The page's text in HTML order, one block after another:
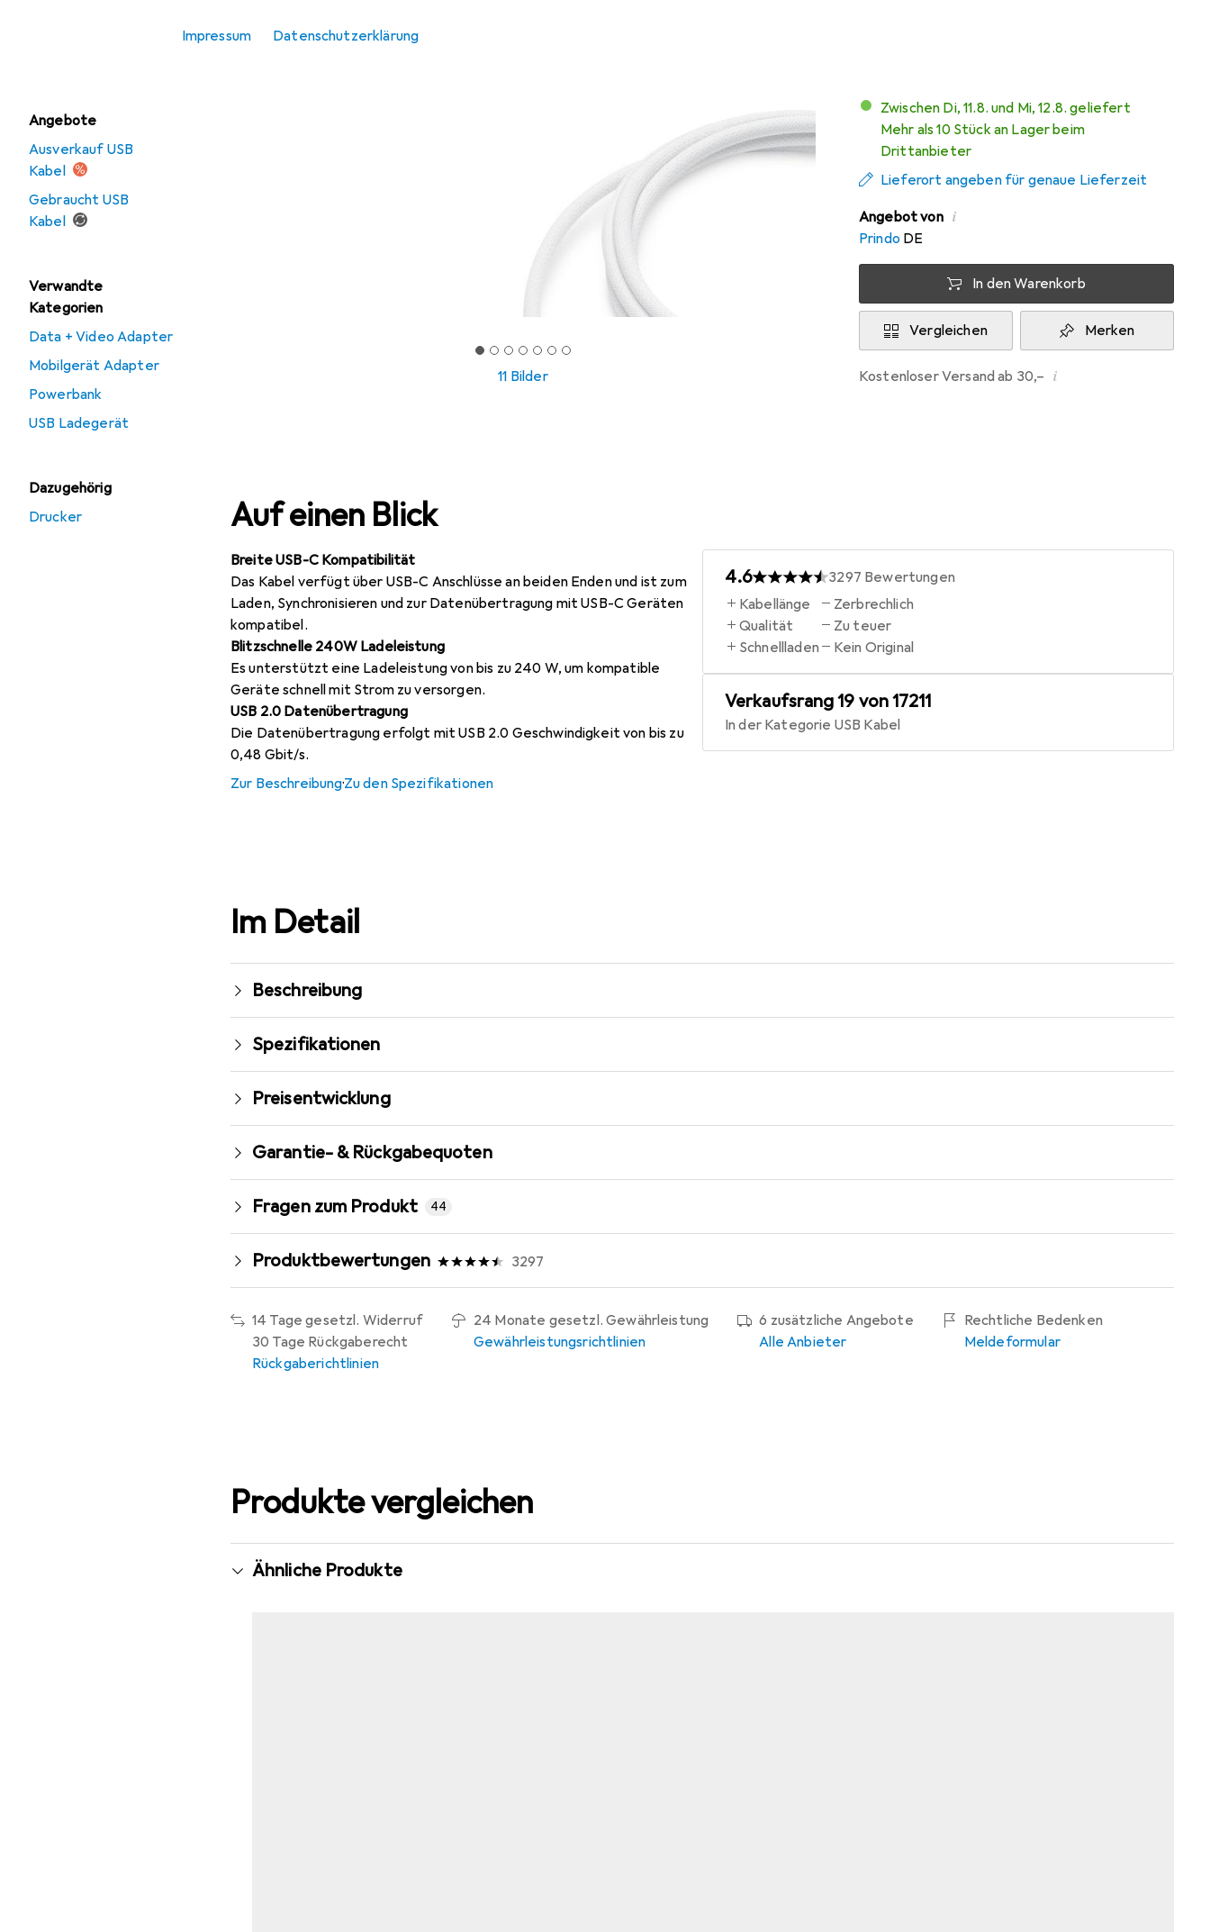
Impressum Datenschutzerklärung
Angebote
Ausverkauf USB
Kabel
Gebraucht USB
Kabel
Verwandte
Kategorien
Data + Video Adapter
Mobilgerät Adapter
Powerbank
USB Ladegerät
Dazugehörig
Drucker
11 Bilder
Zwischen Di, 11.8. und Mi, 12.8. geliefert
Mehr als 10 Stück an Lager beim
Drittanbieter
Lieferort angeben für genaue Lieferzeit
Angebot von i
Prindo DE
In den Warenkorb
Vergleichen Merken
Kostenloser Versand ab 30,– i
Auf einen Blick
Breite USB-C Kompatibilität
Das Kabel verfügt über USB-C Anschlüsse an beiden Enden und ist zum
Laden, Synchronisieren und zur Datenübertragung mit USB-C Geräten
kompatibel.
Blitzschnelle 240W Ladeleistung
Es unterstützt eine Ladeleistung von bis zu 240 W, um kompatible
Geräte schnell mit Strom zu versorgen.
USB 2.0 Datenübertragung
Die Datenübertragung erfolgt mit USB 2.0 Geschwindigkeit von bis zu
0,48 Gbit/s.
Zur Beschreibung·Zu den Spezifikationen
4.6 3297 Bewertungen
Kabellänge
Qualität
Schnellladen
Zerbrechlich
Zu teuer
Kein Original
Verkaufsrang19 von 17211
In der Kategorie USB Kabel
Im Detail
Beschreibung
Spezifikationen
Preisentwicklung
Garantie- & Rückgabequoten
Fragen zum Produkt 44
Produktbewertungen 3297
14 Tage gesetzl. Widerruf
30 Tage Rückgaberecht
Rückgaberichtlinien
24 Monate gesetzl. Gewährleistung
Gewährleistungsrichtlinien
6 zusätzliche Angebote
Alle Anbieter
Rechtliche Bedenken
Meldeformular
Produkte vergleichen
Ähnliche Produkte